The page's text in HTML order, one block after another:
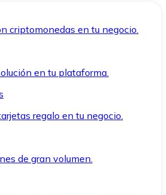
criptomonedas en tu negocio.
en tu plataforma.
regalo en tu negocio.
de gran volumen.